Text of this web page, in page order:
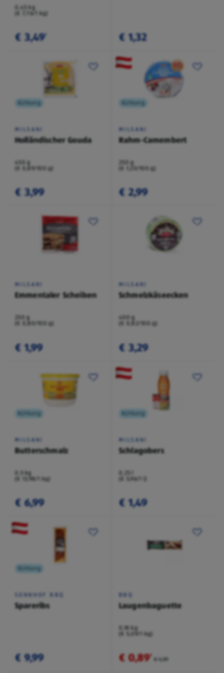
0,45 kg
(€ 7,76/1 kg)
€ 3,49¹ € 1,32
Kühlung
MILSANI
Holländischer Gouda
450 g
(€ 0,89/100 g)
€ 3,99
Kühlung
MILSANI
Rahm-Camembert
250 g
(€ 1,20/100 g)
€ 2,99
MILSANI
Emmentaler Scheiben
250 g
(€ 0,80/100 g)
€ 1,99
MILSANI
Schmelzkäseecken
400 g
(€ 0,82/100 g)
€ 3,29
Kühlung
MILSANI
Butterschmalz
0,5 kg
(€ 13,98/1 kg)
€ 6,99
Kühlung
MILSANI
Schlagobers
(€ 5,96/1 l)
€ 1,49
Kühlung
SONNHOF BBQ
Spareribs
€ 9,99
BBQ
Laugenbaguette
0,18 kg
(€ 5,09/1 kg)
€ 0,89² € 1,39